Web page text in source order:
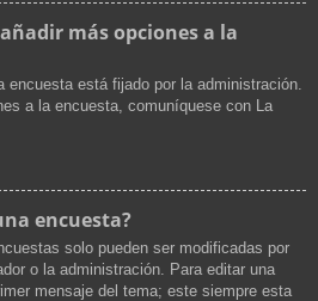
más opciones a la
encuesta está fijado por la administración.
a la encuesta, comuníquese con La
encuesta?
solo pueden ser modificadas por
o la administración. Para editar una
mensaje del tema; este siempre esta